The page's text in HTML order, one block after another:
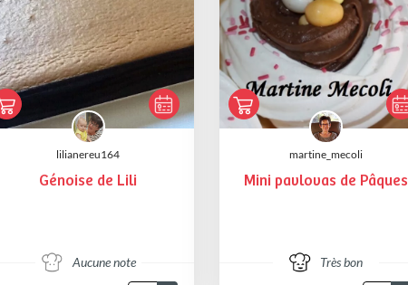
lilianereu164
Génoise de Lili
Aucune note
martine_mecoli
Mini pavlovas de Pâques
Très bon